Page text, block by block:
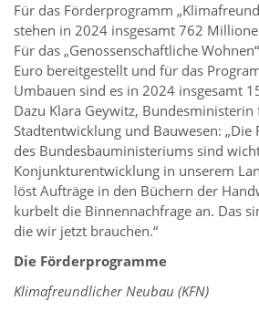
Für das Förderprogramm
stehen in 2024 insgesamt 762
Für das „Genossenschaftliche
Euro bereitgestellt und für das
Umbauen sind es in 2024 insgesamt
Dazu Klara Geywitz, Bundesministerin
Stadtentwicklung und Bauwesen:
des Bundesbauministeriums sind
Konjunkturentwicklung in unserem
löst Aufträge in den Büchern der
kurbelt die Binnennachfrage an. Das
die wir jetzt brauchen.“
Die Förderprogramme
Klimafreundlicher Neubau (KFN)